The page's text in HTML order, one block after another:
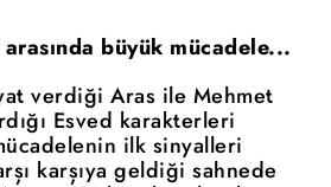
büyük mücadele...
verdiği Aras ile Mehmet
Esved karakterleri
ilk sinyalleri
karşıya geldiği sahnede